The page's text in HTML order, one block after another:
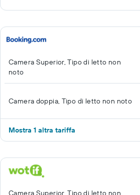
Camera Superior, Tipo di letto non
noto
Camera doppia, Tipo di letto non noto
Mostra 1 altra tariffa
Camera Superior, Tipo di letto non